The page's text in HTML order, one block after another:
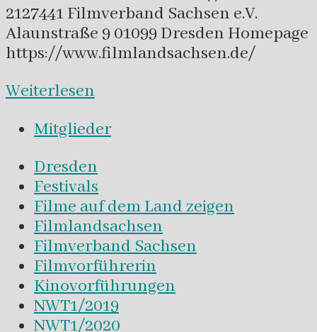
2127441 Filmverband Sachsen e.V.
Alaunstraße 9 01099 Dresden Homepage
https://www.filmlandsachsen.de/
Weiterlesen
Mitglieder
Dresden
Festivals
Filme auf dem Land zeigen
Filmlandsachsen
Filmverband Sachsen
Filmvorführerin
Kinovorführungen
NWT1/2019
NWT1/2020